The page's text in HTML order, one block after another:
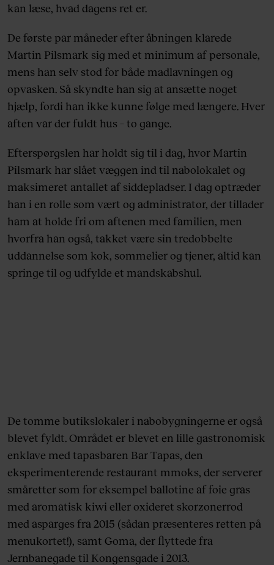
kan læse, hvad dagens ret er.
De første par måneder efter åbningen klarede
Martin Pilsmark sig med et minimum af personale,
mens han selv stod for både madlavningen og
opvasken. Så skyndte han sig at ansætte noget
hjælp, fordi han ikke kunne følge med længere. Hver
aften var der fuldt hus – to gange.
Efterspørgslen har holdt sig til i dag, hvor Martin
Pilsmark har slået væggen ind til nabolokalet og
maksimeret antallet af siddepladser. I dag optræder
han i en rolle som vært og administrator, der tillader
ham at holde fri om aftenen med familien, men
hvorfra han også, takket være sin tredobbelte
uddannelse som kok, sommelier og tjener, altid kan
springe til og udfylde et mandskabshul.
De tomme butikslokaler i nabobygningerne er også
blevet fyldt. Området er blevet en lille gastronomisk
enklave med tapasbaren Bar Tapas, den
eksperimenterende restaurant mmoks, der serverer
småretter som for eksempel ballotine af foie gras
med aromatisk kiwi eller oxideret skorzonerrod
med asparges fra 2015 (sådan præsenteres retten på
menukortet!), samt Goma, der flyttede fra
Jernbanegade til Kongensgade i 2013.